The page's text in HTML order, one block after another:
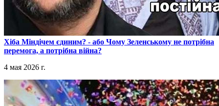
​Хіба Міндічем єдиним? - або Чому Зеленському не потрібна
перемога, а потрібна війна?
4 мая 2026 г.